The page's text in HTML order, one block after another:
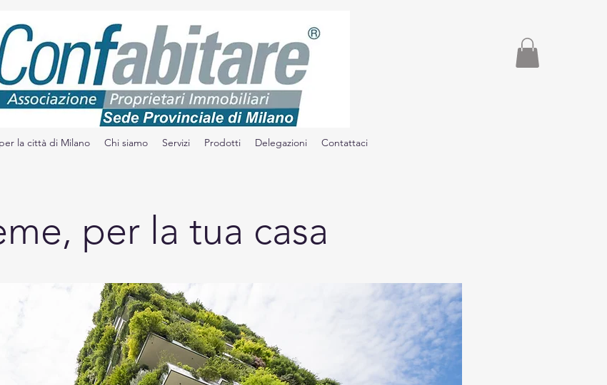
la città di Milano Chi siamo Servizi Prodotti Delegazioni Contattaci
per la tua casa